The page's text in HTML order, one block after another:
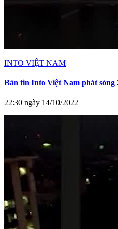
INTO VIỆT NAM
Bản tin Into Việt Nam phát sóng
22:30 ngày 14/10/2022